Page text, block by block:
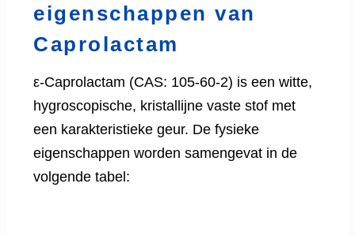
eigenschappen van
Caprolactam
ε-Caprolactam (CAS: 105-60-2) is een witte,
hygroscopische, kristallijne vaste stof met
een karakteristieke geur. De fysieke
eigenschappen worden samengevat in de
volgende tabel: